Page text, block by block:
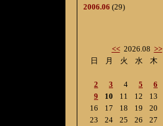
2006.06 (29)
<<2026.08 >>
日
2
9
16
23
月
3
10
17
24
火
4
11
18
25
水
5
12
19
26
木
6
13
20
27